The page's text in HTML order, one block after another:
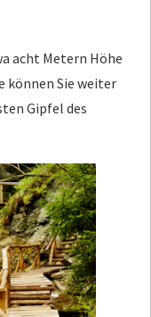
acht Metern Höhe
können Sie weiter
Gipfel des